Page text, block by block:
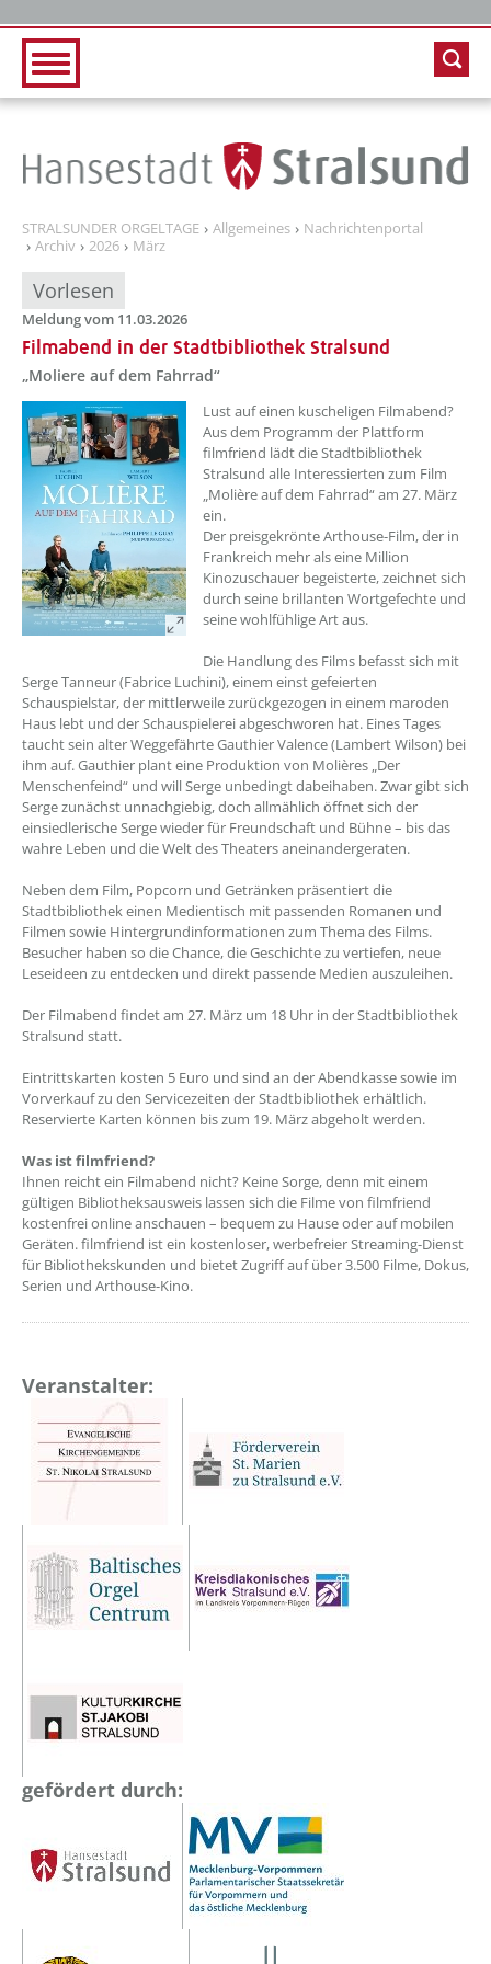
STRALSUNDER ORGELTAGE Allgemeines
Nachrichtenportal
Archiv
2026 März
Vorlesen
Meldung vom 11.03.2026
Filmabend in der Stadtbibliothek Stralsund
„Moliere auf dem Fahrrad“
??? absaetzeOben[1]/titel ???
Lust auf einen kuscheligen Filmabend?
Aus dem Programm der Plattform
filmfriend lädt die Stadtbibliothek
Stralsund alle Interessierten zum Film
„Molière auf dem Fahrrad“ am 27. März
ein.
Der preisgekrönte Arthouse-Film, der in
Frankreich mehr als eine Million
Kinozuschauer begeisterte, zeichnet sich
durch seine brillanten Wortgefechte und
seine wohlfühlige Art aus.
Die Handlung des Films befasst sich mit
Serge Tanneur (Fabrice Luchini), einem einst gefeierten
Schauspielstar, der mittlerweile zurückgezogen in einem maroden
Haus lebt und der Schauspielerei abgeschworen hat. Eines Tages
taucht sein alter Weggefährte Gauthier Valence (Lambert Wilson) bei
ihm auf. Gauthier plant eine Produktion von Molières „Der
Menschenfeind“ und will Serge unbedingt dabeihaben. Zwar gibt sich
Serge zunächst unnachgiebig, doch allmählich öffnet sich der
einsiedlerische Serge wieder für Freundschaft und Bühne – bis das
wahre Leben und die Welt des Theaters aneinandergeraten.
Neben dem Film, Popcorn und Getränken präsentiert die
Stadtbibliothek einen Medientisch mit passenden Romanen und
Filmen sowie Hintergrundinformationen zum Thema des Films.
Besucher haben so die Chance, die Geschichte zu vertiefen, neue
Leseideen zu entdecken und direkt passende Medien auszuleihen.
Der Filmabend findet am 27. März um 18 Uhr in der Stadtbibliothek
Stralsund statt.
Eintrittskarten kosten 5 Euro und sind an der Abendkasse sowie im
Vorverkauf zu den Servicezeiten der Stadtbibliothek erhältlich.
Reservierte Karten können bis zum 19. März abgeholt werden.
Was ist filmfriend?
Ihnen reicht ein Filmabend nicht? Keine Sorge, denn mit einem
gültigen Bibliotheksausweis lassen sich die Filme von filmfriend
kostenfrei online anschauen – bequem zu Hause oder auf mobilen
Geräten. filmfriend ist ein kostenloser, werbefreier Streaming-Dienst
für Bibliothekskunden und bietet Zugriff auf über 3.500 Filme, Dokus,
Serien und Arthouse-Kino.
Veranstalter:
gefördert durch: